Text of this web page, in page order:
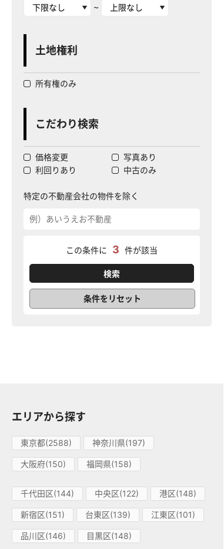
~
土地権利
所有権のみ
こだわり検索
価格変更
写真あり
利回りあり
中古のみ
特定の不動産会社の物件を除く
この条件に 3 件が該当
条件をリセット
エリアから探す
東京都(2588) 神奈川県(197)
大阪府(150) 福岡県(158)
千代田区(144) 中央区(122) 港区(148)
新宿区(151) 台東区(139) 江東区(101)
品川区(146) 目黒区(148)